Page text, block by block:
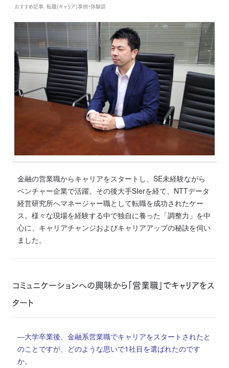
おすすめ記事, 転職(キャリア)事例・体験談
金融の営業職からキャリアをスタートし、SE未経験ながら
ベンチャー企業で活躍。その後大手SIerを経て、NTTデータ
経営研究所へマネージャー職として転職を成功されたケー
ス。様々な現場を経験する中で独自に養った「調整力」を中
心に、キャリアチャンジおよびキャリアアップの秘訣を伺い
ました。
コミュニケーションへの興味から「営業職」でキャリアをス
タート
―大学卒業後、金融系営業職でキャリアをスタートされたと
のことですが、どのような思いで1社目を選ばれたのです
か。